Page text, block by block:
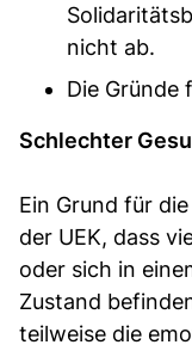
nicht ab.
Die Gründe
Schlechter
Ein Grund für
der UEK, dass
oder sich in
Zustand
teilweise die